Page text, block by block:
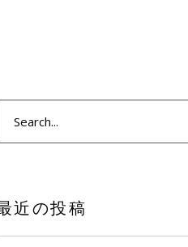
近の投稿